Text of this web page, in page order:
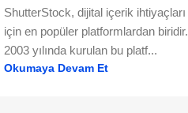
ShutterStock, dijital içerik ihtiyaçları
için en popüler platformlardan biridir.
2003 yılında kurulan bu platf...
Okumaya Devam Et